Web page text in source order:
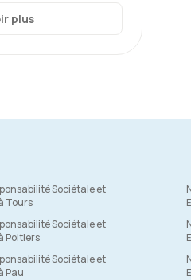
plus
Sociétale et
Tours
Sociétale et
Poitiers
Sociétale et
Pau